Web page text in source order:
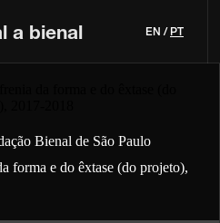
a bienal EN / PT
Bienal de São Paulo
forma e do êxtase (do projeto),